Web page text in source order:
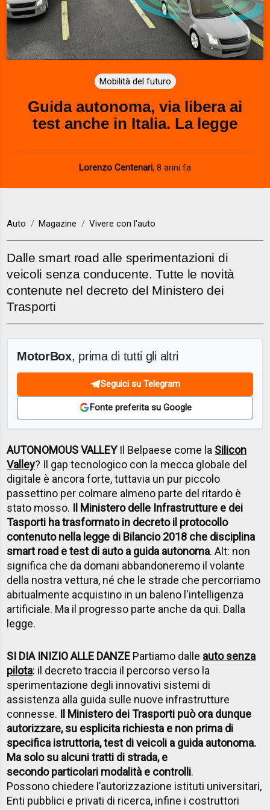
Mobilità del futuro
Guida autonoma, via libera ai
test anche in Italia. La legge
Lorenzo Centenari, 8 anni fa
Auto Magazine Vivere con l'auto
Dalle smart road alle sperimentazioni di
veicoli senza conducente. Tutte le novità
contenute nel decreto del Ministero dei
Trasporti
MotorBox, prima di tutti gli altri
Seguici su Telegram
Fonte preferita su Google
AUTONOMOUS VALLEYIl Belpaese come la Silicon
Valley? Il gap tecnologico con la mecca globale del
digitale è ancora forte, tuttavia un pur piccolo
passettino per colmare almeno parte del ritardo è
stato mosso. Il Ministero delle Infrastrutture e dei
Tasporti ha trasformato in decreto il protocollo
contenuto nella legge di Bilancio 2018 che disciplina
smart road e test di auto a guida autonoma. Alt: non
significa che da domani abbandoneremo il volante
della nostra vettura, né che le strade che percorriamo
abitualmente acquistino in un baleno l'intelligenza
artificiale. Ma il progresso parte anche da qui. Dalla
legge.
SI DIA INIZIO ALLE DANZE Partiamo dalle auto senza
pilota: il decreto traccia il percorso verso la
sperimentazione degli innovativi sistemi di
assistenza alla guida sulle nuove infrastrutture
connesse. Il Ministero dei Trasporti può ora dunque
autorizzare, su esplicita richiesta e non prima di
specifica istruttoria, test di veicoli a guida autonoma.
Ma solo su alcuni tratti di strada, e
secondo particolari modalità e controlli.
Possono chiedere l’autorizzazione istituti universitari,
Enti pubblici e privati di ricerca, infine i costruttori